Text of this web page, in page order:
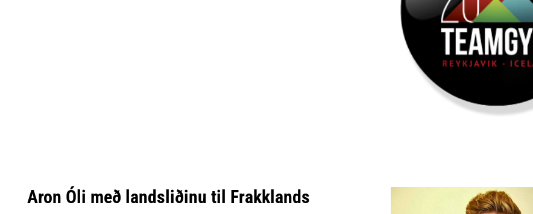
Aron Óli með landsliðinu til Frakklands